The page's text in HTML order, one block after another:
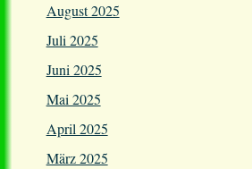
August 2025
Juli 2025
Juni 2025
Mai 2025
April 2025
März 2025